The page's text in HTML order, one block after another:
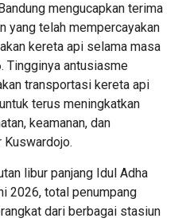
mengucapkan terima
yang telah mempercayakan
kereta api selama masa
Tingginya antusiasme
transportasi kereta api
terus meningkatkan
keamanan, dan
Kuswardojo.
libur panjang Idul Adha
2026, total penumpang
dari berbagai stasiun